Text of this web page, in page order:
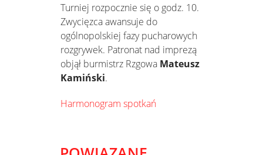
Turniej rozpocznie się o godz. 10.
Zwycięzca awansuje do
ogólnopolskiej fazy pucharowych
rozgrywek. Patronat nad imprezą
objął burmistrz Rzgowa Mateusz
Kamiński.
Harmonogram spotkań